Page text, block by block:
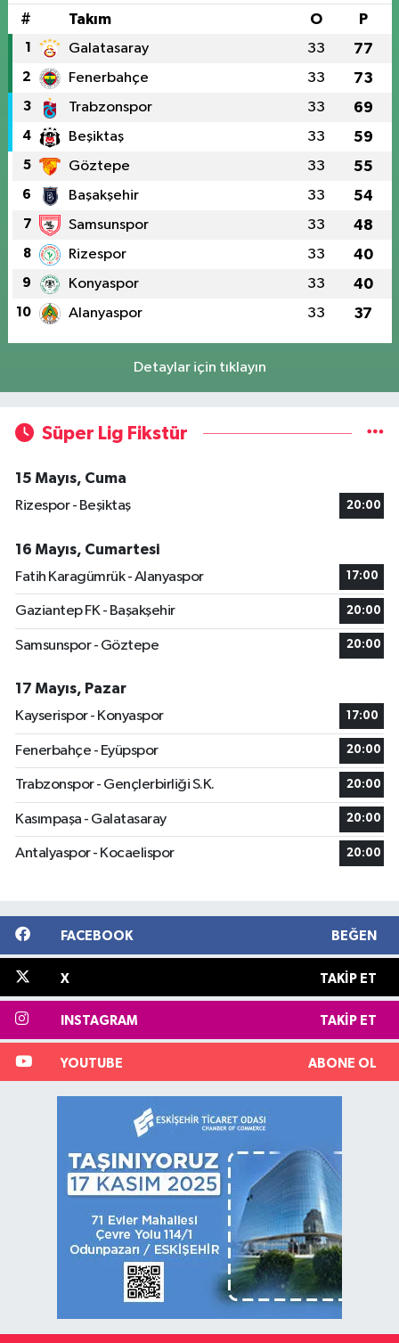
# Takım O P
1 Galatasaray 33 77
2 Fenerbahçe 33 73
3 Trabzonspor 33 69
4 Beşiktaş 33 59
5 Göztepe 33 55
6 Başakşehir 33 54
7 Samsunspor 33 48
8 Rizespor 33 40
9 Konyaspor 33 40
10 Alanyaspor 33 37
Detaylar için tıklayın
Süper Lig Fikstür
15 Mayıs, Cuma
Rizespor - Beşiktaş
20:00
16 Mayıs, Cumartesi
Fatih Karagümrük - Alanyaspor
17:00
Gaziantep FK - Başakşehir 20:00
Samsunspor - Göztepe 20:00
17 Mayıs, Pazar
Kayserispor - Konyaspor
17:00
Fenerbahçe - Eyüpspor 20:00
Trabzonspor - Gençlerbirliği S.K. 20:00
Kasımpaşa - Galatasaray 20:00
Antalyaspor - Kocaelispor 20:00
FACEBOOK BEĞEN
X TAKIP ET
INSTAGRAM TAKIP ET
YOUTUBE ABONE OL